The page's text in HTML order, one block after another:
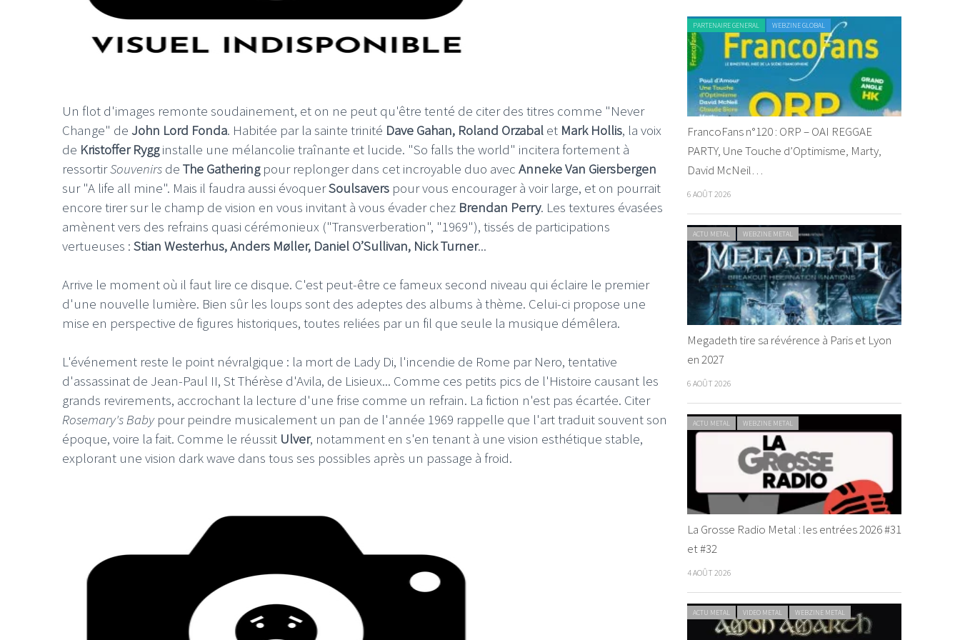
Un flot d'images remonte soudainement, et on ne peut qu'être tenté de citer des titres comme "Never
Change" de John Lord Fonda. Habitée par la sainte trinité Dave Gahan, Roland Orzabal et Mark Hollis, la voix
de Kristoffer Rygginstalle une mélancolie traînante et lucide. "So falls the world" incitera fortement à
ressortirSouvenirs de The Gathering pour replonger dans cet incroyable duo avec Anneke Van Giersbergen
sur "A life all mine". Mais il faudra aussi évoquerSoulsavers pour vous encourager à voir large, et on pourrait
encore tirer sur le champ de vision en vous invitant à vous évader chez Brendan Perry. Les textures évasées
amènent vers des refrains quasi cérémonieux ("Transverberation", "1969"), tissés de participations
vertueuses : Stian Westerhus, Anders Møller, Daniel O’Sullivan, Nick Turner...
Arrive le moment où il faut lire ce disque. C'est peut-être ce fameux second niveau qui éclaire le premier
d'une nouvelle lumière. Bien sûr les loups sont des adeptes des albums à thème. Celui-ci propose une
mise en perspective de figures historiques, toutes reliées par un fil que seule la musique démêlera.
L'événement reste le point névralgique : la mort de Lady Di, l'incendie de Rome par Nero, tentative
d'assassinat de Jean-Paul II, St Thérèse d'Avila, de Lisieux... Comme ces petits pics de l'Histoire causant les
grands revirements, accrochant la lecture d'une frise comme un refrain. La fiction n'est pas écartée. Citer
Rosemary's Baby pour peindre musicalement un pan de l'année 1969 rappelle que l'art traduit souvent son
époque, voire la fait. Comme le réussit Ulver, notamment en s'en tenant à une vision esthétique stable,
explorant une vision dark wave dans tous ses possibles après un passage à froid.
PARTENAIRE GENERAL WEBZINE GLOBAL
FrancoFans n°120 : ORP – OAI REGGAE
PARTY, Une Touche d’Optimisme, Marty,
David McNeil…
6 AOÛT 2026
ACTU METAL WEBZINE METAL
Megadeth tire sa révérence à Paris et Lyon
en 2027
6 AOÛT 2026
ACTU METAL WEBZINE METAL
La Grosse Radio Metal : les entrées 2026 #31
et #32
4 AOÛT 2026
ACTU METAL VIDEO METAL WEBZINE METAL